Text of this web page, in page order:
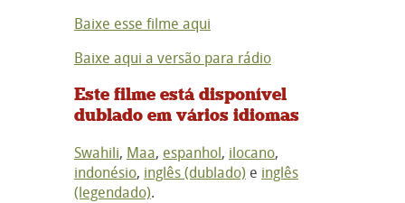
Baixe esse filme aqui
Baixe aqui a versão para rádio
Este filme está disponível
dublado em vários idiomas
Swahili, Maa, espanhol, ilocano,
indonésio, inglês (dublado) e inglês
(legendado).